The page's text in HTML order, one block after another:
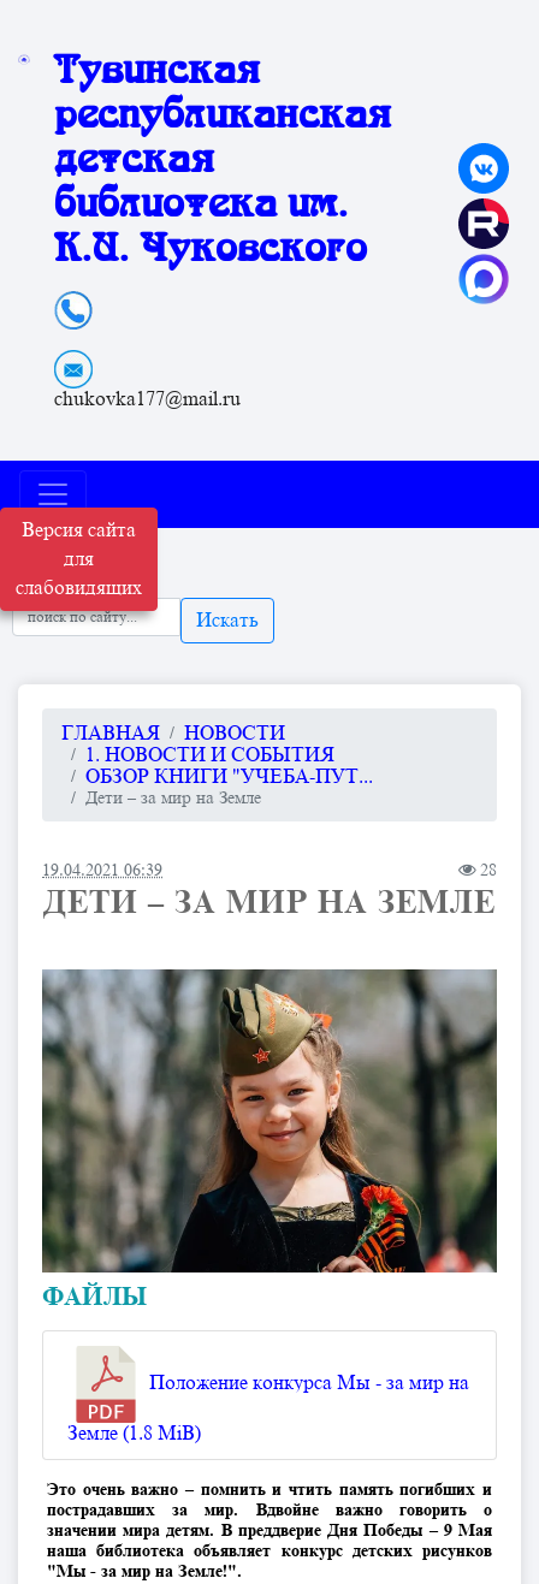
Версия сайта
для
слабовидящих
Тувинская
республиканская
детская
библиотека им.
К.И. Чуковского
chukovka177@mail.ru
Искать
ГЛАВНАЯ
НОВОСТИ
1. НОВОСТИ И СОБЫТИЯ
ОБЗОР КНИГИ "УЧЕБА-ПУТ...
Дети – за мир на Земле
19.04.2021 06:39 28
ДЕТИ – ЗА МИР НА ЗЕМЛЕ
ФАЙЛЫ
Положение конкурса Мы - за мир на
Земле (1.8 MiB)
Это очень важно – помнить и чтить память погибших и
пострадавших за мир. Вдвойне важно говорить о
значении мира детям. В преддверие Дня Победы – 9 Мая
наша библиотека объявляет конкурс детских рисунков
"Мы - за мир на Земле!".